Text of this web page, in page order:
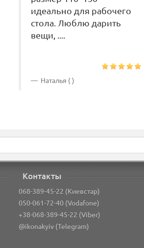
идеально для рабочего
стола. Люблю дарить
вещи, ....
Наталья ( )
Контакты
068-389-45-22 (Киевстар)
050-061-72-40 (Vodafone)
+38-068-389-45-22 (Viber)
@ikonakyiv (Telegram)